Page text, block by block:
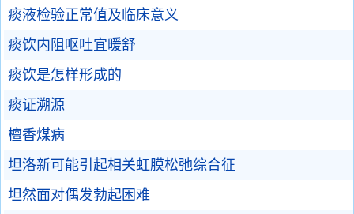
痰液检验正常值及临床意义
痰饮内阻呕吐宜暖舒
痰饮是怎样形成的
痰证溯源
檀香煤病
坦洛新可能引起相关虹膜松弛综合征
坦然面对偶发勃起困难